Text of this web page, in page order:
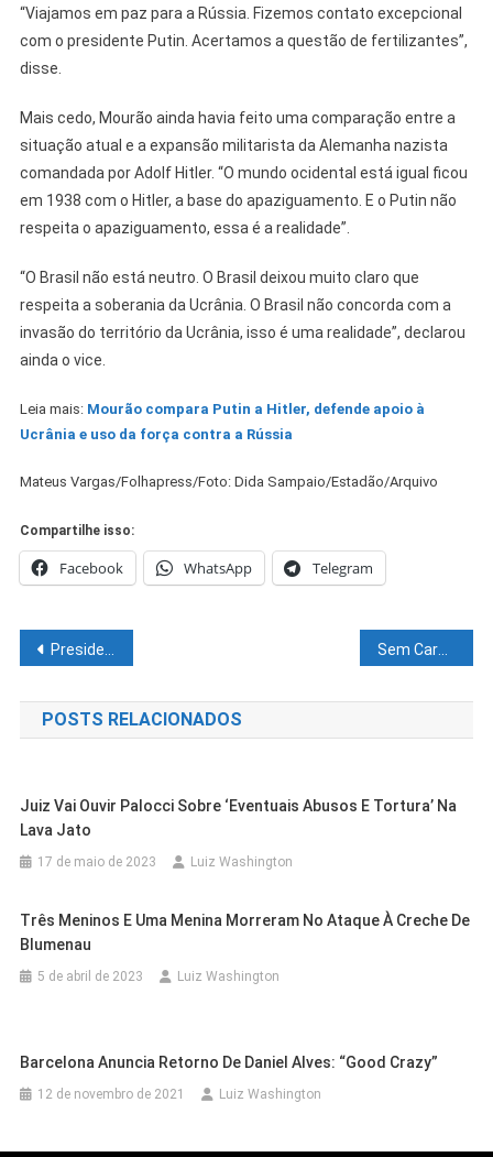
“Viajamos em paz para a Rússia. Fizemos contato excepcional
com o presidente Putin. Acertamos a questão de fertilizantes”,
disse.
Mais cedo, Mourão ainda havia feito uma comparação entre a
situação atual e a expansão militarista da Alemanha nazista
comandada por Adolf Hitler. “O mundo ocidental está igual ficou
em 1938 com o Hitler, a base do apaziguamento. E o Putin não
respeita o apaziguamento, essa é a realidade”.
“O Brasil não está neutro. O Brasil deixou muito claro que
respeita a soberania da Ucrânia. O Brasil não concorda com a
invasão do território da Ucrânia, isso é uma realidade”, declarou
ainda o vice.
Leia mais: Mourão compara Putin a Hitler, defende apoio à
Ucrânia e uso da força contra a Rússia
Mateus Vargas/Folhapress/Foto: Dida Sampaio/Estadão/Arquivo
Compartilhe isso:
Facebook WhatsApp Telegram
Navegação
de
Post
Presidente da Ucrânia diz que primeiro dia de ataque russo deixou 137 mortos Sem Carnaval, catadores e cordeiros receberão apoio do governo do Estado
POSTS RELACIONADOS
Juiz Vai Ouvir Palocci Sobre ‘eventuais Abusos E Tortura’ Na
Lava Jato
17 de maio de 2023 Luiz Washington
Três Meninos E Uma Menina Morreram No Ataque À Creche De
Blumenau
5 de abril de 2023 Luiz Washington
Barcelona Anuncia Retorno De Daniel Alves: “Good Crazy”
12 de novembro de 2021 Luiz Washington
Exame Toxicológico Passa A Ser
Cidades Outras Cidades
Polícia Rodoviária Federal Segue
Cidades Outras Cidades